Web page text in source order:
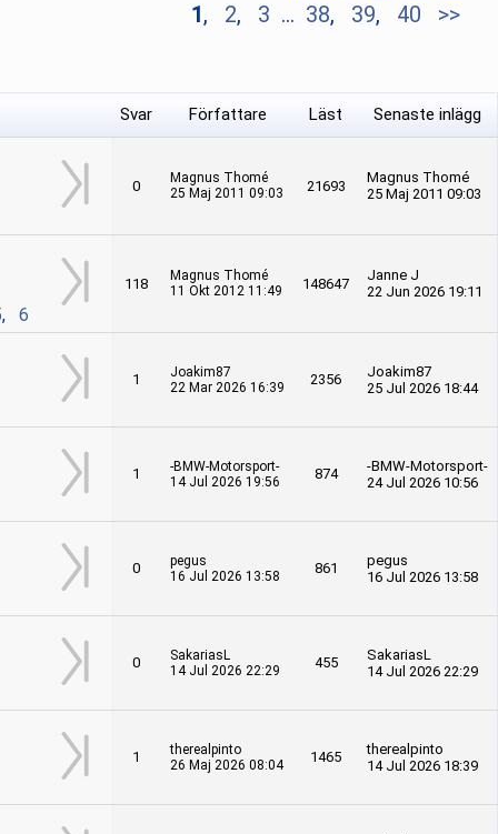
1, 2, 3 ... 38, 39, 40 >>
Svar Författare Läst Senaste inlägg
0
Magnus Thomé
25 Maj 2011 09:03
21693
Magnus Thomé
25 Maj 2011 09:03
, 6
118
Magnus Thomé
11 Okt 2012 11:49
148647
Janne J
22 Jun 2026 19:11
1
Joakim87
22 Mar 2026 16:39
2356
Joakim87
25 Jul 2026 18:44
1
-BMW-Motorsport-
14 Jul 2026 19:56
874
-BMW-Motorsport-
24 Jul 2026 10:56
0
pegus
16 Jul 2026 13:58
861
pegus
16 Jul 2026 13:58
0
SakariasL
14 Jul 2026 22:29
455
SakariasL
14 Jul 2026 22:29
1
therealpinto
26 Maj 2026 08:04
1465
therealpinto
14 Jul 2026 18:39